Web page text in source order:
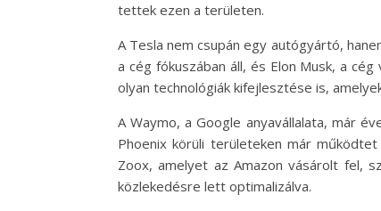
tettek ezen a területen.
A Tesla nem csupán egy autógyártó,
a cég fókuszában áll, és Elon Musk, a
olyan technológiák kifejlesztése is,
A Waymo, a Google anyavállalata, már
Phoenix körüli területeken már
Zoox, amelyet az Amazon vásárolt fel,
közlekedésre lett optimalizálva.